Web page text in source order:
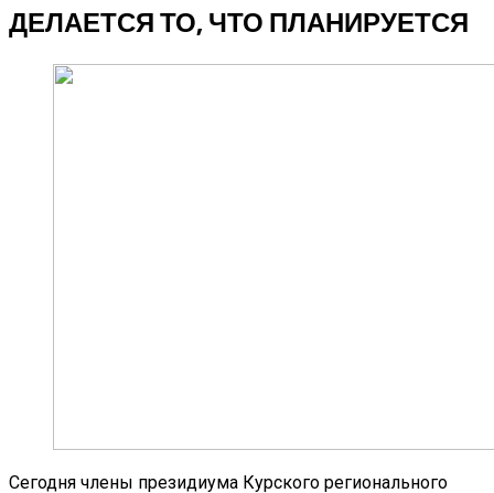
ДЕЛАЕТСЯ ТО, ЧТО ПЛАНИРУЕТСЯ
Сегодня члены президиума Курского регионального